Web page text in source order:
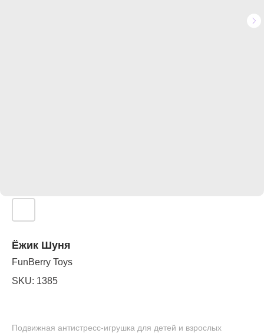
Ёжик Шуня
FunBerry Toys
SKU: 1385
Подвижная антистресс-игрушка для детей и взрослых